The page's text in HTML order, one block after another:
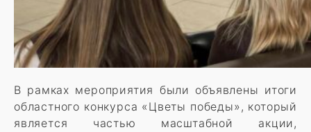
В рамках мероприятия были объявлены итоги
областного конкурса «Цветы победы», который
является частью масштабной акции,